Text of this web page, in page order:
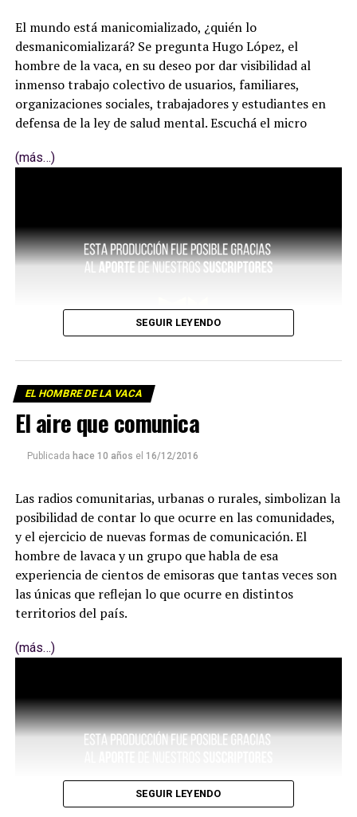
El mundo está manicomializado, ¿quién lo
desmanicomializará? Se pregunta Hugo López, el
hombre de la vaca, en su deseo por dar visibilidad al
inmenso trabajo colectivo de usuarios, familiares,
organizaciones sociales, trabajadores y estudiantes en
defensa de la ley de salud mental. Escuchá el micro
(más…)
SEGUIR LEYENDO
EL HOMBRE DE LA VACA
El aire que comunica
Publicada hace 10 años el 16/12/2016
Las radios comunitarias, urbanas o rurales, simbolizan la
posibilidad de contar lo que ocurre en las comunidades,
y el ejercicio de nuevas formas de comunicación. El
hombre de lavaca y un grupo que habla de esa
experiencia de cientos de emisoras que tantas veces son
las únicas que reflejan lo que ocurre en distintos
territorios del país.
(más…)
SEGUIR LEYENDO